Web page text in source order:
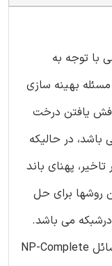
با توجه به
بهینه سازی
یافتن درخت
در حالیکه
پهنای باند
روشها برای حل
این مسئله، یافتن درخت مقید Steiner درشبکه می باشد.
یافتن چنین درختی در شبکه، یکی از مسائل NP-Complete